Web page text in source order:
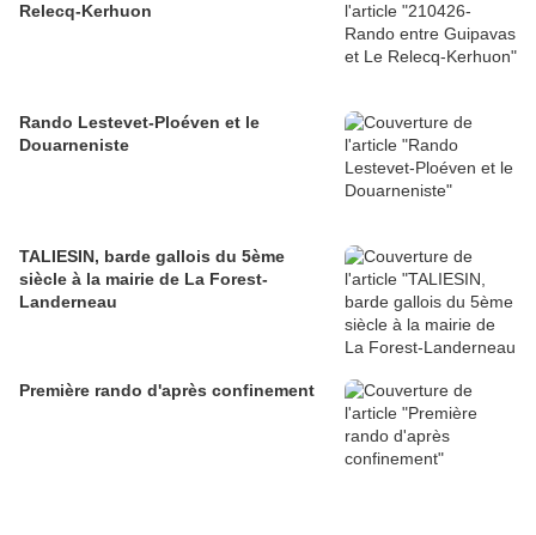
Relecq-Kerhuon
Rando Lestevet-Ploéven et le
Douarneniste
TALIESIN, barde gallois du 5ème
siècle à la mairie de La Forest-
Landerneau
Première rando d'après confinement